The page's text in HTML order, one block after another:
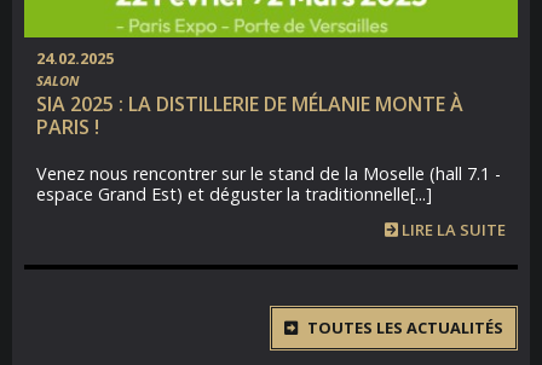
24.02.2025
SALON
SIA 2025 : LA DISTILLERIE DE MÉLANIE MONTE À
PARIS !
Venez nous rencontrer sur le stand de la Moselle (hall 7.1 -
espace Grand Est) et déguster la traditionnelle[...]
LIRE LA SUITE
TOUTES LES ACTUALITÉS